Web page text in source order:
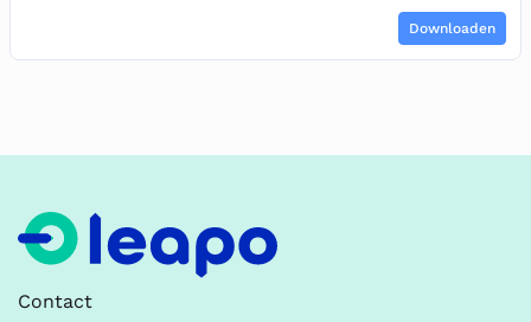
Downloaden
Contact